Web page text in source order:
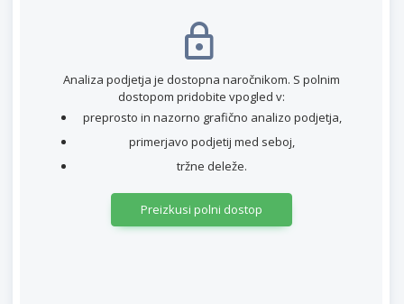
Analiza podjetja je dostopna naročnikom. S polnim
dostopom pridobite vpogled v:
preprosto in nazorno grafično analizo podjetja,
primerjavo podjetij med seboj,
tržne deleže.
Preizkusi polni dostop